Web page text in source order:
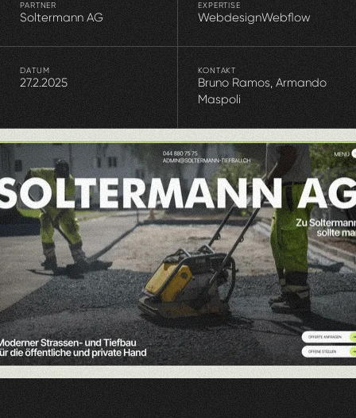
PARTNER
Soltermann AG
EXPERTISE
WebdesignWebflow
DATUM
27.2.2025
KONTAKT
Bruno Ramos, Armando
Maspoli